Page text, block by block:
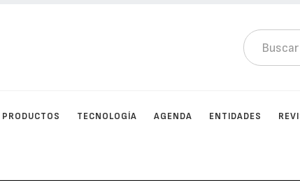
PRODUCTOS TECNOLOGÍA AGENDA ENTIDADES